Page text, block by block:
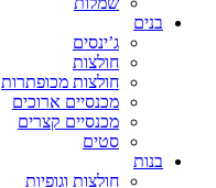
בנים
ג’ינסים
חולצות
חולצות מכופתרות
מכנסיים ארוכים
מכנסיים קצרים
סטים
בנות
חולצות וגופיות